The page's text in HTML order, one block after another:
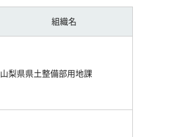
組織名
山梨県県土整備部用地課